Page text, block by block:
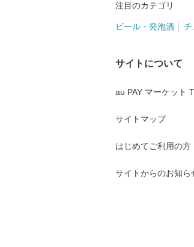
注目のカテゴリ
ビール・発泡酒 チ
サイトについて
au PAY マーケット
サイトマップ
はじめてご利用の方
サイトからのお知ら